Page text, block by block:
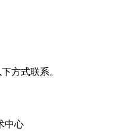
方式联系。
测技术中心